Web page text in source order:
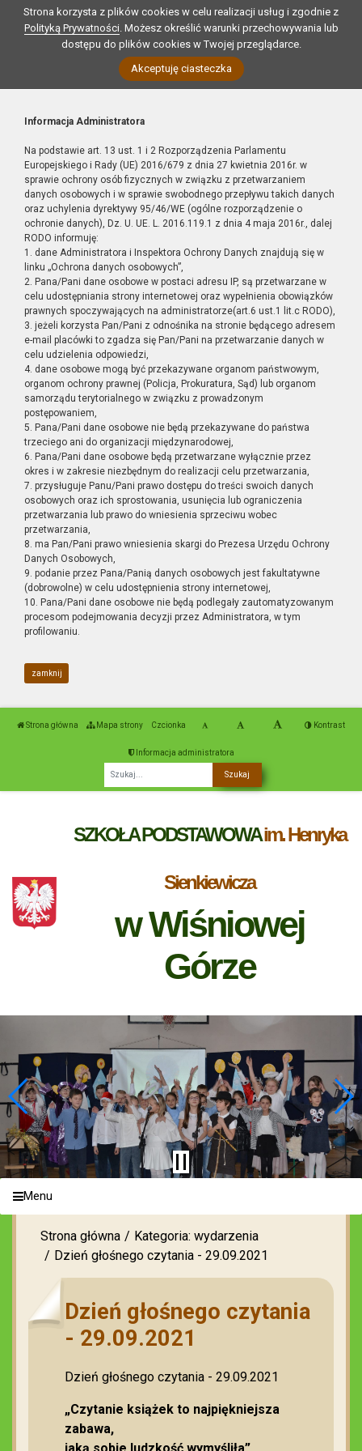
Strona korzysta z plików cookies w celu realizacji usług i zgodnie z
Polityką Prywatności. Możesz określić warunki przechowywania lub
dostępu do plików cookies w Twojej przeglądarce.
Akceptuję ciasteczka
Informacja Administratora
Na podstawie art. 13 ust. 1 i 2 Rozporządzenia Parlamentu
Europejskiego i Rady (UE) 2016/679 z dnia 27 kwietnia 2016r. w
sprawie ochrony osób fizycznych w związku z przetwarzaniem
danych osobowych i w sprawie swobodnego przepływu takich danych
oraz uchylenia dyrektywy 95/46/WE (ogólne rozporządzenie o
ochronie danych), Dz. U. UE. L. 2016.119.1 z dnia 4 maja 2016r., dalej
RODO informuję:
1. dane Administratora i Inspektora Ochrony Danych znajdują się w
linku „Ochrona danych osobowych”,
2. Pana/Pani dane osobowe w postaci adresu IP, są przetwarzane w
celu udostępniania strony internetowej oraz wypełnienia obowiązków
prawnych spoczywających na administratorze(art.6 ust.1 lit.c RODO),
3. jeżeli korzysta Pan/Pani z odnośnika na stronie będącego adresem
e-mail placówki to zgadza się Pan/Pani na przetwarzanie danych w
celu udzielenia odpowiedzi,
4. dane osobowe mogą być przekazywane organom państwowym,
organom ochrony prawnej (Policja, Prokuratura, Sąd) lub organom
samorządu terytorialnego w związku z prowadzonym
postępowaniem,
5. Pana/Pani dane osobowe nie będą przekazywane do państwa
trzeciego ani do organizacji międzynarodowej,
6. Pana/Pani dane osobowe będą przetwarzane wyłącznie przez
okres i w zakresie niezbędnym do realizacji celu przetwarzania,
7. przysługuje Panu/Pani prawo dostępu do treści swoich danych
osobowych oraz ich sprostowania, usunięcia lub ograniczenia
przetwarzania lub prawo do wniesienia sprzeciwu wobec
przetwarzania,
8. ma Pan/Pani prawo wniesienia skargi do Prezesa Urzędu Ochrony
Danych Osobowych,
9. podanie przez Pana/Panią danych osobowych jest fakultatywne
(dobrowolne) w celu udostępnienia strony internetowej,
10. Pana/Pani dane osobowe nie będą podlegały zautomatyzowanym
procesom podejmowania decyzji przez Administratora, w tym
profilowaniu.
zamknij
Strona główna Mapa strony Czcionka Kontrast
Informacja administratora
SZKOŁA PODSTAWOWAim. Henryka
Sienkiewicza
w Wiśniowej
Górze
Menu
Strona główna
Kategoria: wydarzenia
Dzień głośnego czytania - 29.09.2021
Dzień głośnego czytania
- 29.09.2021
Dzień głośnego czytania - 29.09.2021
„Czytanie książek to najpiękniejsza
zabawa,
jaką sobie ludzkość wymyśliła”